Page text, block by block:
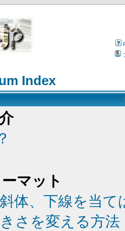
Index
マット
体、下線を当て
さを変える方法